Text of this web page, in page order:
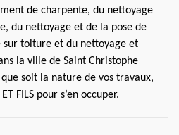
de charpente, du nettoyage
du nettoyage et de la pose de
toiture et du nettoyage et
la ville de Saint Christophe
soit la nature de vos travaux,
FILS pour s’en occuper.